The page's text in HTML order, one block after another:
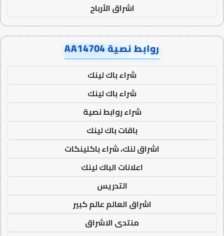
اشراق الأرباح
روابط نصية AA14704
شراء باك لينك
شراء باك لينك
شراء روابط نصية
باقات باك لينك
اشراق لنك، شراء باكلينكات
اعلانات الباك لينك
التدريس
اشراق العالم عالم كبير
منتدى الاشراق